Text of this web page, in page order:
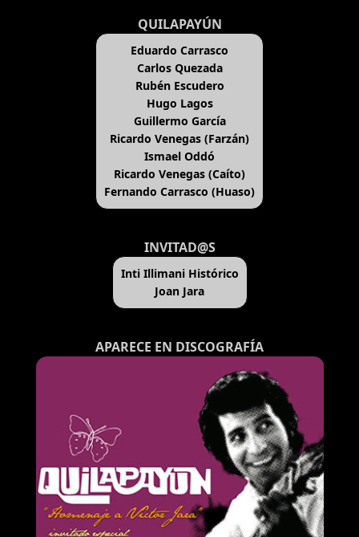
QUILAPAYÚN
Eduardo Carrasco
Carlos Quezada
Rubén Escudero
Hugo Lagos
Guillermo García
Ricardo Venegas (Farzán)
Ismael Oddó
Ricardo Venegas (Caíto)
Fernando Carrasco (Huaso)
INVITAD@S
Inti Illimani Histórico
Joan Jara
APARECE EN DISCOGRAFÍA